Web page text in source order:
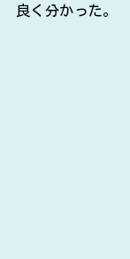
良く分かった。